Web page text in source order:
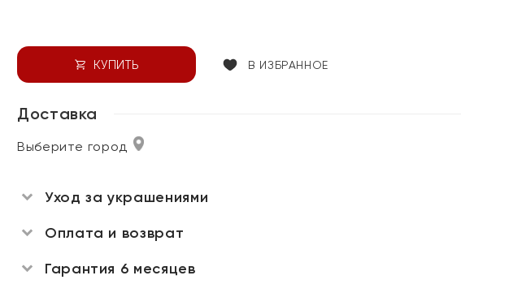
КУПИТЬ В ИЗБРАННОЕ
Доставка
Выберите город
Уход за украшениями
Оплата и возврат
Гарантия 6 месяцев